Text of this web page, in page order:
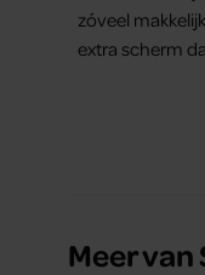
zóveel
extra scherm
Meer van